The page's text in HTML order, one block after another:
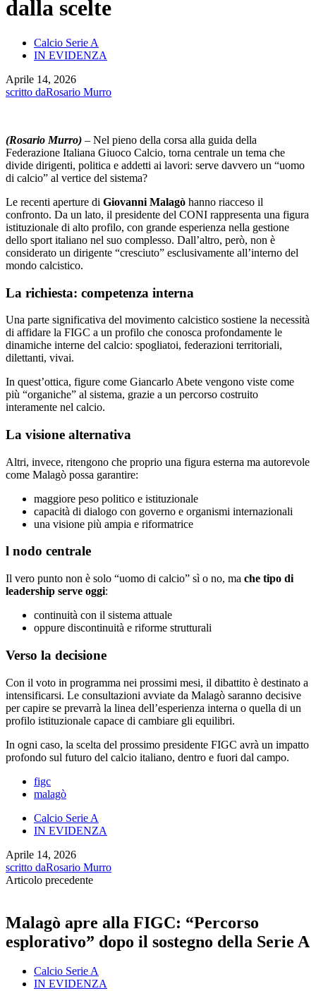
dalla scelte
Calcio Serie A
IN EVIDENZA
Aprile 14, 2026
scritto daRosario Murro
(Rosario Murro) – Nel pieno della corsa alla guida della
Federazione Italiana Giuoco Calcio, torna centrale un tema che
divide dirigenti, politica e addetti ai lavori: serve davvero un “uomo
di calcio” al vertice del sistema?
Le recenti aperture di Giovanni Malagò hanno riacceso il
confronto. Da un lato, il presidente del CONI rappresenta una figura
istituzionale di alto profilo, con grande esperienza nella gestione
dello sport italiano nel suo complesso. Dall’altro, però, non è
considerato un dirigente “cresciuto” esclusivamente all’interno del
mondo calcistico.
La richiesta: competenza interna
Una parte significativa del movimento calcistico sostiene la necessità
di affidare la FIGC a un profilo che conosca profondamente le
dinamiche interne del calcio: spogliatoi, federazioni territoriali,
dilettanti, vivai.
In quest’ottica, figure come Giancarlo Abete vengono viste come
più “organiche” al sistema, grazie a un percorso costruito
interamente nel calcio.
La visione alternativa
Altri, invece, ritengono che proprio una figura esterna ma autorevole
come Malagò possa garantire:
maggiore peso politico e istituzionale
capacità di dialogo con governo e organismi internazionali
una visione più ampia e riformatrice
l nodo centrale
Il vero punto non è solo “uomo di calcio” sì o no, ma che tipo di
leadership serve oggi:
continuità con il sistema attuale
oppure discontinuità e riforme strutturali
Verso la decisione
Con il voto in programma nei prossimi mesi, il dibattito è destinato a
intensificarsi. Le consultazioni avviate da Malagò saranno decisive
per capire se prevarrà la linea dell’esperienza interna o quella di un
profilo istituzionale capace di cambiare gli equilibri.
In ogni caso, la scelta del prossimo presidente FIGC avrà un impatto
profondo sul futuro del calcio italiano, dentro e fuori dal campo.
figc
malagò
Calcio Serie A
IN EVIDENZA
Aprile 14, 2026
scritto daRosario Murro
Articolo precedente
Malagò apre alla FIGC: “Percorso
esplorativo” dopo il sostegno della Serie A
Calcio Serie A
IN EVIDENZA